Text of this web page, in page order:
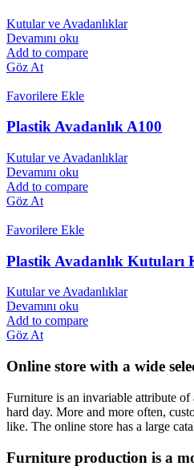
Soğutma
Kutular ve Avadanlıklar
Devamını oku
Add to compare
Göz At
Favorilere Ekle
Plastik Avadanlık A100
Kutular ve Avadanlıklar
Devamını oku
Add to compare
Göz At
Favorilere Ekle
Plastik Avadanlık Kutuları
Kutular ve Avadanlıklar
Devamını oku
Add to compare
Göz At
Online store with a wide
Furniture is an invariable attribute
hard day. More and more often,
like. The online store has a large
Furniture production is a